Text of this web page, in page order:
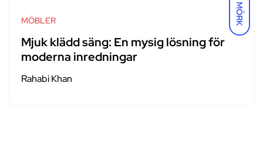
MÖRK
MÖBLER
Mjuk klädd säng: En mysig lösning för
moderna inredningar
Rahabi Khan